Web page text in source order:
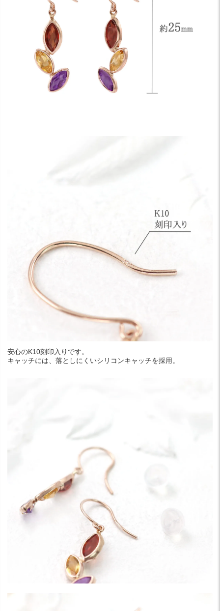
安心のK10刻印入りです。
キャッチには、落としにくいシリコンキャッチを採用。